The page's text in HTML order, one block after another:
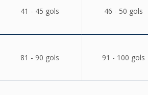
41 - 45 gols 46 - 50 gols
81 - 90 gols 91 - 100 gols